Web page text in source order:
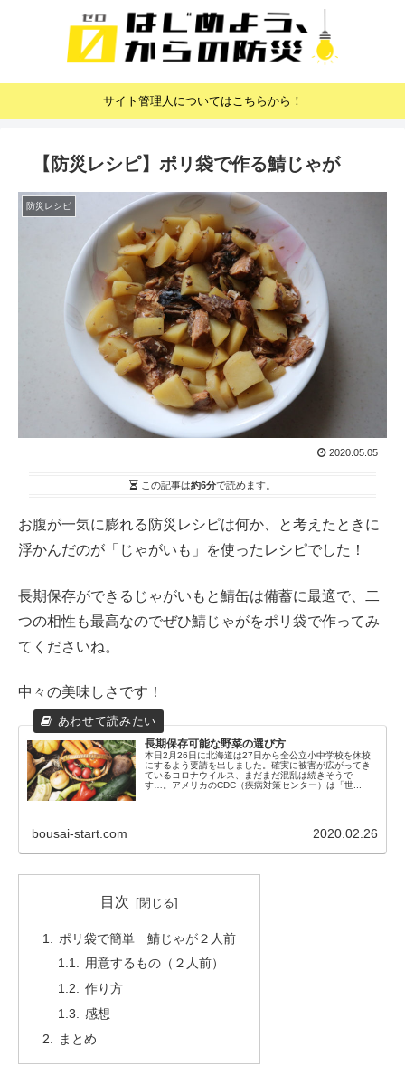
サイト管理人についてはこちらから！
【防災レシピ】ポリ袋で作る鯖じゃが
防災レシピ
2020.05.05
この記事は約6分で読めます。
お腹が一気に膨れる防災レシピは何か、と考えたときに
浮かんだのが「じゃがいも」を使ったレシピでした！
長期保存ができるじゃがいもと鯖缶は備蓄に最適で、二
つの相性も最高なのでぜひ鯖じゃがをポリ袋で作ってみ
てくださいね。
中々の美味しさです！
長期保存可能な野菜の選び方
本日2月26日に北海道は27日から全公立小中学校を休校
にするよう要請を出しました。確実に被害が広がってき
ているコロナウイルス、まだまだ混乱は続きそうで
す…。アメリカのCDC（疾病対策センター）は「世...
bousai-start.com 2020.02.26
目次
ポリ袋で簡単 鯖じゃが２人前
用意するもの（２人前）
作り方
感想
まとめ